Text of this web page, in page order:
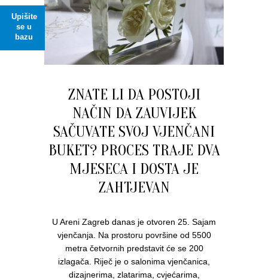
Upišite
se u
bazu
ZNATE LI DA POSTOJI
NAČIN DA ZAUVIJEK
SAČUVATE SVOJ VJENČANI
BUKET? PROCES TRAJE DVA
MJESECA I DOSTA JE
ZAHTJEVAN
U Areni Zagreb danas je otvoren 25. Sajam
vjenčanja. Na prostoru površine od 5500
metra četvornih predstavit će se 200
izlagača. Riječ je o salonima vjenčanica,
dizajnerima, zlatarima, cvjećarima,